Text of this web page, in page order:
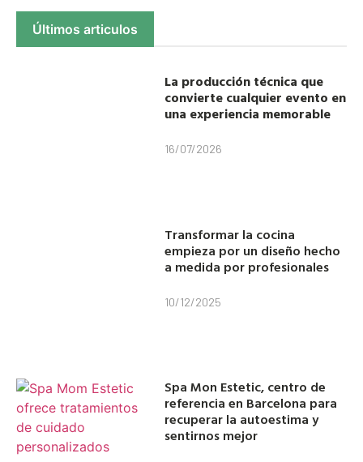
Últimos articulos
La producción técnica que
convierte cualquier evento en
una experiencia memorable
16/07/2026
Transformar la cocina
empieza por un diseño hecho
a medida por profesionales
10/12/2025
Spa Mon Estetic, centro de
referencia en Barcelona para
recuperar la autoestima y
sentirnos mejor